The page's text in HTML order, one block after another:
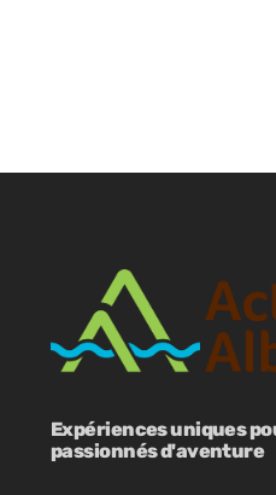
SQ
NB
SV
EN
Expériences uniques
passionnés d'aventure